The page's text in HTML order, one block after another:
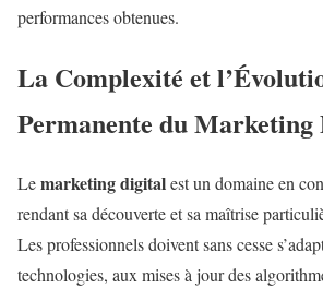
performances obtenues.
La Complexité et
Permanente du
Lemarketing digitalest un domaine en
rendant sa découverte et sa maîtrise
Les professionnels doivent sans cesse
technologies, aux mises à jour des